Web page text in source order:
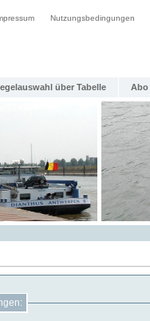
Nutzungsbedingungen
über Tabelle Abo